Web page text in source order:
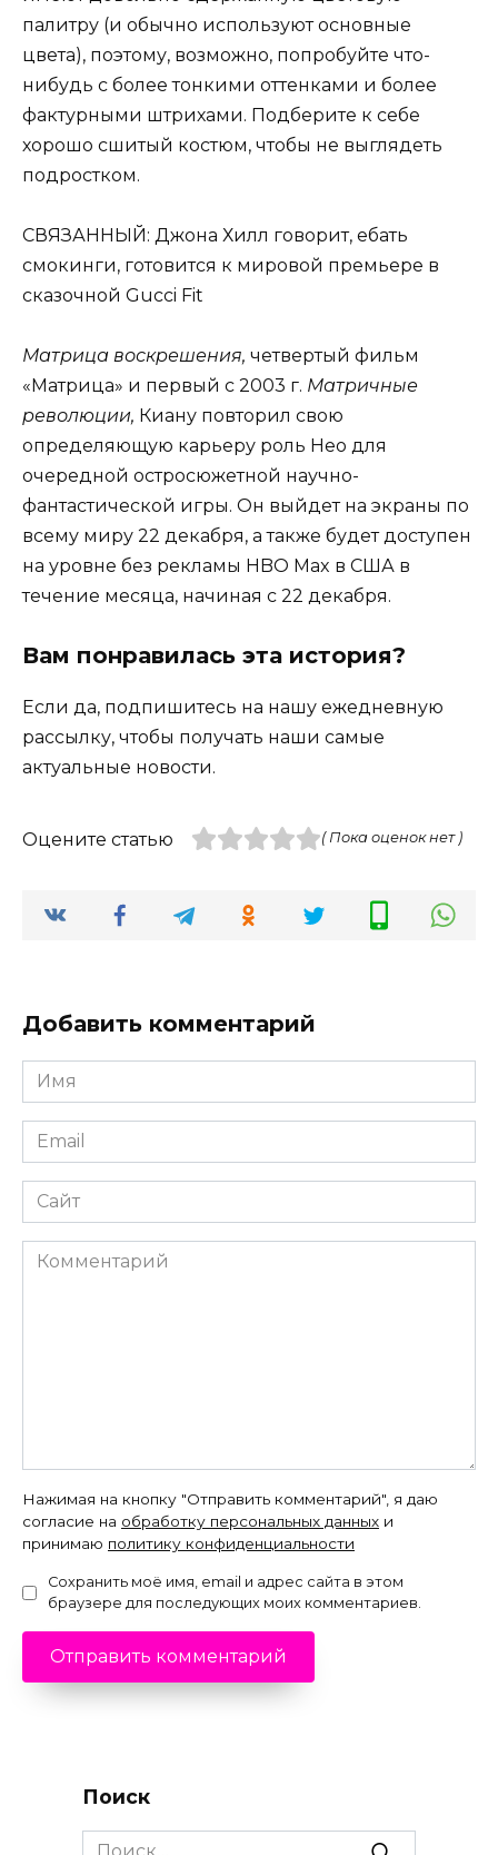
палитру (и обычно используют основные
цвета), поэтому, возможно, попробуйте что-
нибудь с более тонкими оттенками и более
фактурными штрихами. Подберите к себе
хорошо сшитый костюм, чтобы не выглядеть
подростком.
СВЯЗАННЫЙ: Джона Хилл говорит, ебать
смокинги, готовится к мировой премьере в
сказочной Gucci Fit
Матрица воскрешения, четвертый фильм
«Матрица» и первый с 2003 г. Матричные
революции, Киану повторил свою
определяющую карьеру роль Нео для
очередной остросюжетной научно-
фантастической игры. Он выйдет на экраны по
всему миру 22 декабря, а также будет доступен
на уровне без рекламы HBO Max в США в
течение месяца, начиная с 22 декабря.
Вам понравилась эта история?
Если да, подпишитесь на нашу ежедневную
рассылку, чтобы получать наши самые
актуальные новости.
Оцените статью ( Пока оценок нет )
Добавить комментарий
Имя
*
Email
*
Сайт
Комментарий
Нажимая на кнопку "Отправить комментарий", я даю
согласие на обработку персональных данных и
принимаю политику конфиденциальности
Сохранить моё имя, email и адрес сайта в этом
браузере для последующих моих комментариев.
Поиск
Search